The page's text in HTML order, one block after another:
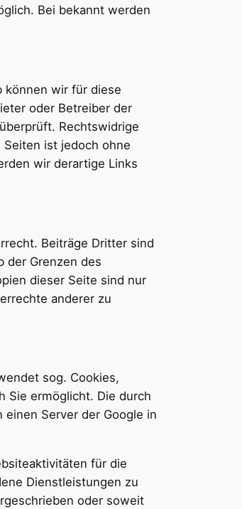
Bei bekannt werden
können wir für diese
oder Betreiber der
Rechtswidrige
ist jedoch ohne
wir derartige Links
Beiträge Dritter sind
der Grenzen des
dieser Seite sind nur
anderer zu
sog. Cookies,
Sie ermöglicht. Die durch
Server der Google in
für die
Dienstleistungen zu
oder soweit